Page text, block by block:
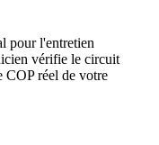
pour l'entretien
vérifie le circuit
COP réel de votre